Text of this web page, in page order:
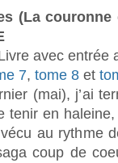
(La
avec entrée
7, tome 8 et
(mai), j’ai
tenir en haleine,
vécu au rythme
coup de